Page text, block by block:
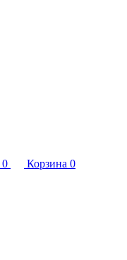
0 Корзина 0